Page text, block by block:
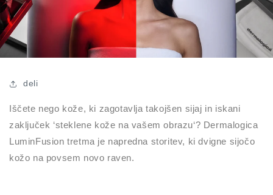
deli
Iščete nego kože, ki zagotavlja takojšen sijaj in iskani
zaključek ‘steklene kože na vašem obrazu‘? Dermalogica
LuminFusion tretma je napredna storitev, ki dvigne sijočo
kožo na povsem novo raven.